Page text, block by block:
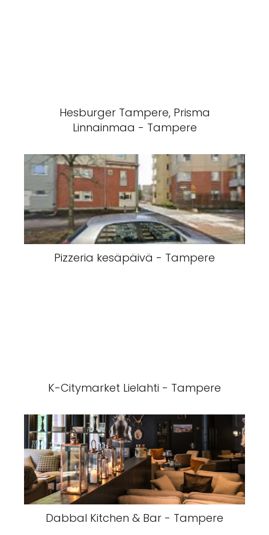
Hesburger Tampere, Prisma
Linnainmaa - Tampere
Pizzeria kesäpäivä - Tampere
K-Citymarket Lielahti - Tampere
Dabbal Kitchen & Bar - Tampere